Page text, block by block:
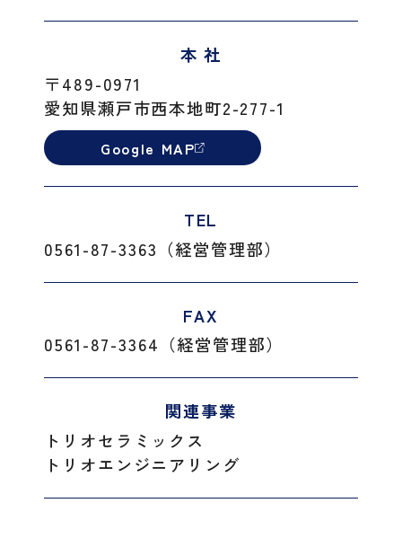
本 社
〒489-0971
愛知県瀬戸市西本地町2-277-1
Google MAP
TEL
0561-87-3363（経営管理部）
FAX
0561-87-3364（経営管理部）
関連事業
トリオセラミックス
トリオエンジニアリング